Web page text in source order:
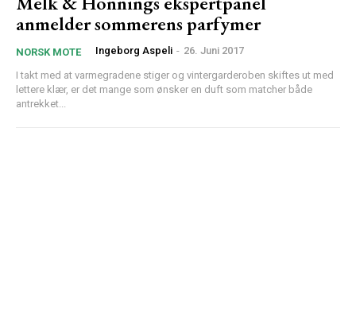
anmelder sommerens parfymer
NORSK MOTE Ingeborg Aspeli - 26. Juni 2017
I takt med at varmegradene stiger og vintergarderoben skiftes ut med
lettere klær, er det mange som ønsker en duft som matcher både
antrekket...